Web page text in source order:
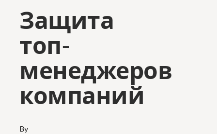
Защита
топ-
менеджеров
компаний
By